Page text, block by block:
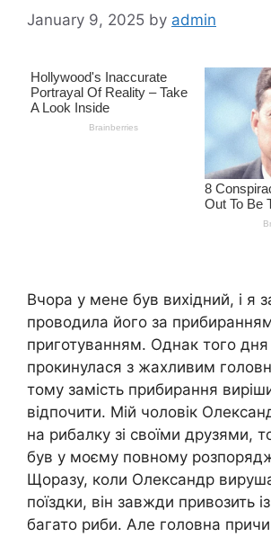
January 9, 2025 by admin
Вчора у мене був вихідний, і я
проводила його за
приготуванням. Однак того дня
прокинулася з жахливим
тому замість прибирання
відпочити. Мій чоловік
на рибалку зі своїми друзями,
був у моєму повному
Щоразу, коли Олександр
поїздки, він завжди привозить
багато риби. Але головна